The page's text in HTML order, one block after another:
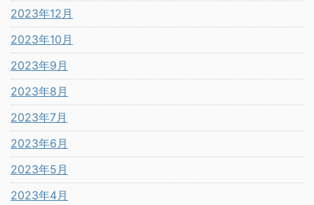
2023年12月
2023年10月
2023年9月
2023年8月
2023年7月
2023年6月
2023年5月
2023年4月